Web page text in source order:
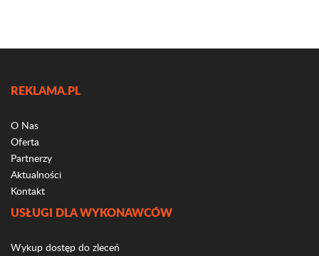
REKLAMA.PL
O Nas
Oferta
Partnerzy
Aktualności
Kontakt
USŁUGI DLA WYKONAWCÓW
Wykup dostęp do zleceń